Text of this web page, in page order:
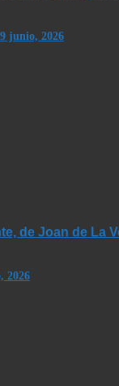
junio, 2026
de Joan de La
2026